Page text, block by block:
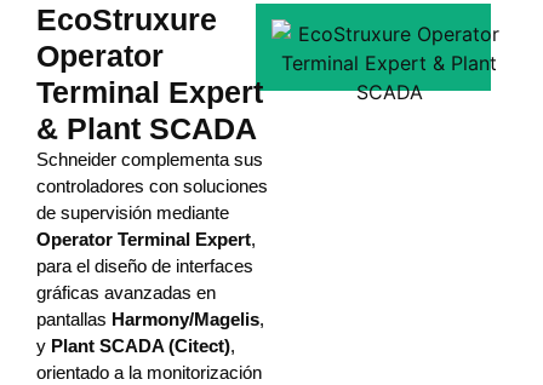
EcoStruxure
Operator
Terminal Expert
& Plant SCADA
Schneider complementa sus
controladores con soluciones
de supervisión mediante
Operator Terminal Expert,
para el diseño de interfaces
gráficas avanzadas en
pantallas Harmony/Magelis,
y Plant SCADA (Citect),
orientado a la monitorización